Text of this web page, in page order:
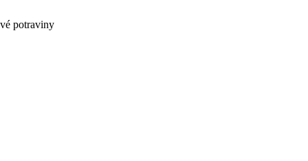
potraviny